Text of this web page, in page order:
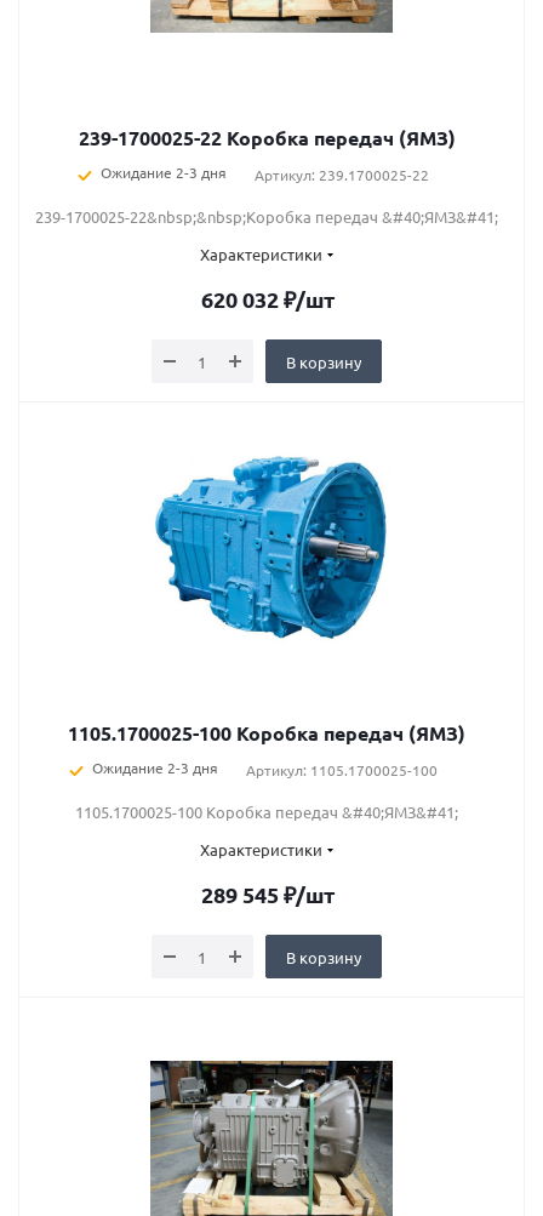
239-1700025-22 Коробка передач (ЯМЗ)
Ожидание 2-3 дня Артикул: 239.1700025-22
239-1700025-22&nbsp;&nbsp;Коробка передач &#40;ЯМЗ&#41;
Характеристики
620 032₽/шт
В корзину
1105.1700025-100 Коробка передач (ЯМЗ)
Ожидание 2-3 дня Артикул: 1105.1700025-100
1105.1700025-100 Коробка передач &#40;ЯМЗ&#41;
Характеристики
289 545₽/шт
В корзину